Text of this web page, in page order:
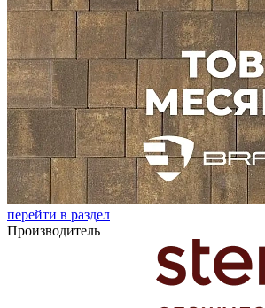
перейти в раздел
Производитель